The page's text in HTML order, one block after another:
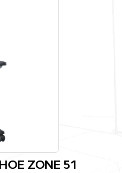
ZONE 51